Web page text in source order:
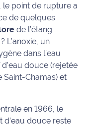
le point de rupture a
de quelques
de l’étang
L’anoxie, un
dans l’eau
douce (rejetée
Chamas) et
en 1966, le
douce reste